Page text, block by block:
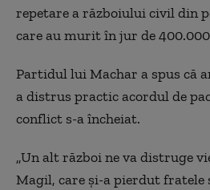
repetare a războiului civil din
care au murit în jur de 400.000
Partidul lui Machar a spus că
a distrus practic acordul de
conflict s-a încheiat.
„Un alt război ne va distruge
Magil, care și-a pierdut